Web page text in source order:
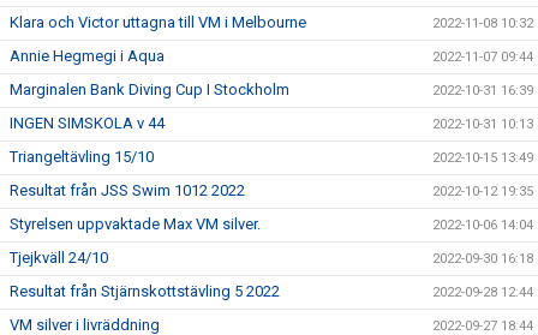
Klara och Victor uttagna till VM i Melbourne 2022-11-08 10:32
Annie Hegmegi i Aqua 2022-11-07 09:44
Marginalen Bank Diving Cup I Stockholm 2022-10-31 16:39
INGEN SIMSKOLA v 44 2022-10-31 10:13
Triangeltävling 15/10 2022-10-15 13:49
Resultat från JSS Swim 1012 2022 2022-10-12 19:35
Styrelsen uppvaktade Max VM silver. 2022-10-06 14:04
Tjejkväll 24/10 2022-09-30 16:18
Resultat från Stjärnskottstävling 5 2022 2022-09-28 12:44
VM silver i livräddning 2022-09-27 18:44